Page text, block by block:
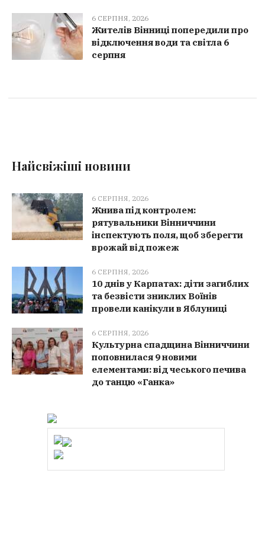
6 СЕРПНЯ, 2026
Жителів Вінниці попередили про
відключення води та світла 6
серпня
Найсвіжіші новини
6 СЕРПНЯ, 2026
Жнива під контролем:
рятувальники Вінниччини
інспектують поля, щоб зберегти
врожай від пожеж
6 СЕРПНЯ, 2026
10 днів у Карпатах: діти загиблих
та безвісти зниклих Воїнів
провели канікули в Яблуниці
6 СЕРПНЯ, 2026
Культурна спадщина Вінниччини
поповнилася 9 новими
елементами: від чеського печива
до танцю «Ганка»